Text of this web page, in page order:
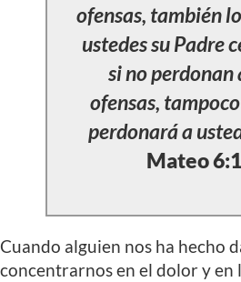
ofensas, también
ustedes su Padre
si no perdonan
ofensas,
perdonará a
Mateo
Cuando alguien nos ha hecho
concentrarnos en el dolor y en